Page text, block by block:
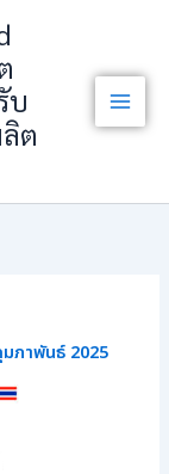
บ
ต
ภาพันธ์ 2025